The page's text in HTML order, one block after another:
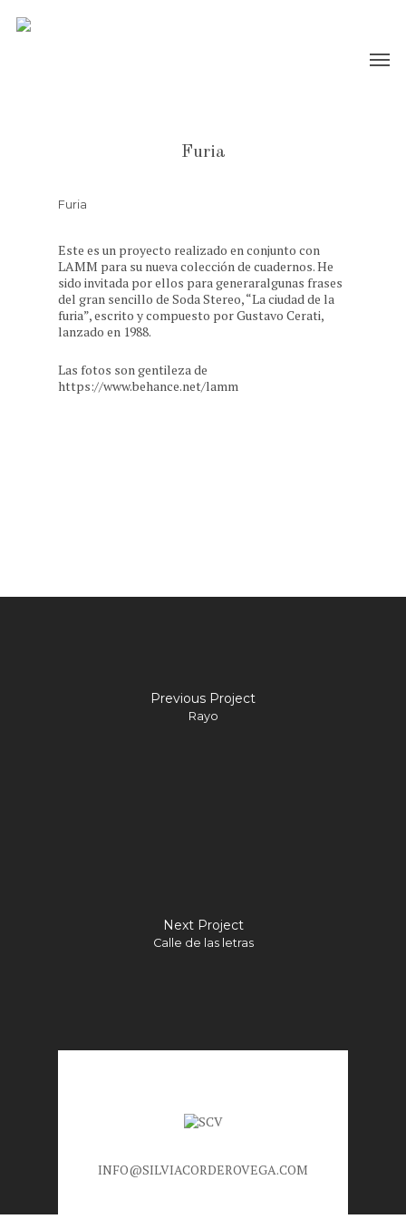
Furia
Furia
Este es un proyecto realizado en conjunto con
LAMM para su nueva colección de cuadernos. He
sido invitada por ellos para generaralgunas frases
del gran sencillo de Soda Stereo, “La ciudad de la
furia”, escrito y compuesto por Gustavo Cerati,
lanzado en 1988.
Las fotos son gentileza de
https://www.behance.net/lamm
Previous Project
Rayo
Next Project
Calle de las letras
INFO@SILVIACORDEROVEGA.COM